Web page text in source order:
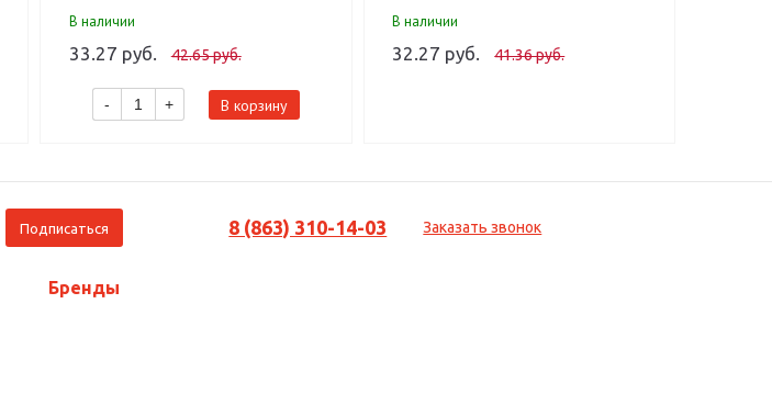
В наличии
33.27 руб. 42.65 руб.
- + В корзину
В наличии
32.27 руб. 41.36 руб.
8 (863) 310-14-03 Заказать звонок
Бренды